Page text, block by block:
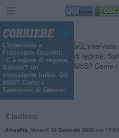
L'intervista a
Francesco Guccini:
«C’è odore di regime.
Salvini? Un
comiziante furbo. Gli
M5S? Come i
Testimoni di Geova»
Indietro
Attualità Venerdì 16 Gennaio 2026ore 17:50